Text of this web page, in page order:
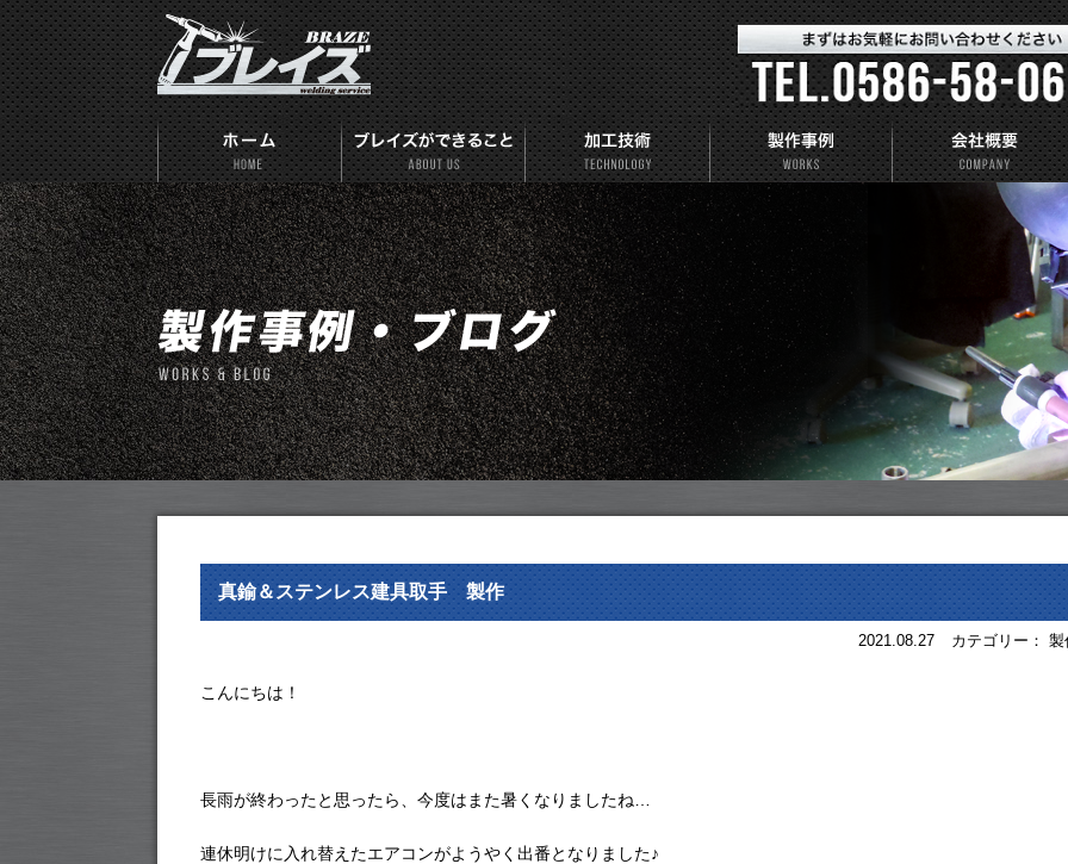
真鍮＆ステンレス建具取手 製作
2021.08.27 カテゴリー： 製
こんにちは！
長雨が終わったと思ったら、今度はまた暑くなりましたね…
連休明けに入れ替えたエアコンがようやく出番となりました♪